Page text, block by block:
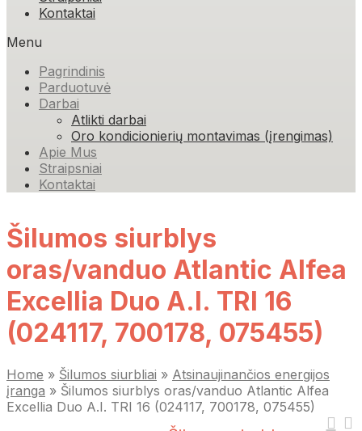
Kontaktai
Menu
Pagrindinis
Parduotuvė
Darbai
Atlikti darbai
Oro kondicionierių montavimas (įrengimas)
Apie Mus
Straipsniai
Kontaktai
Šilumos siurblys
oras/vanduo Atlantic Alfea
Excellia Duo A.I. TRI 16
(024117, 700178, 075455)
Home » Šilumos siurbliai » Atsinaujinančios energijos
įranga » Šilumos siurblys oras/vanduo Atlantic Alfea
Excellia Duo A.I. TRI 16 (024117, 700178, 075455)